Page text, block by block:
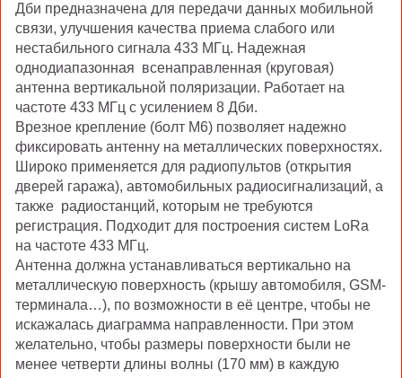
Дби предназначена для передачи данных мобильной
связи, улучшения качества приема слабого или
нестабильного сигнала 433 МГц. Надежная
однодиапазонная всенаправленная (круговая)
антенна вертикальной поляризации. Работает на
частоте 433 МГц с усилением 8 Дби.
Врезное крепление (болт М6) позволяет надежно
фиксировать антенну на металлических поверхностях.
Широко применяется для радиопультов (открытия
дверей гаража), автомобильных радиосигнализаций, а
также радиостанций, которым не требуются
регистрация. Подходит для построения систем LoRa
на частоте 433 МГц.
Антенна должна устанавливаться вертикально на
металлическую поверхность (крышу автомобиля, GSM-
терминала…), по возможности в её центре, чтобы не
искажалась диаграмма направленности. При этом
желательно, чтобы размеры поверхности были не
менее четверти длины волны (170 мм) в каждую